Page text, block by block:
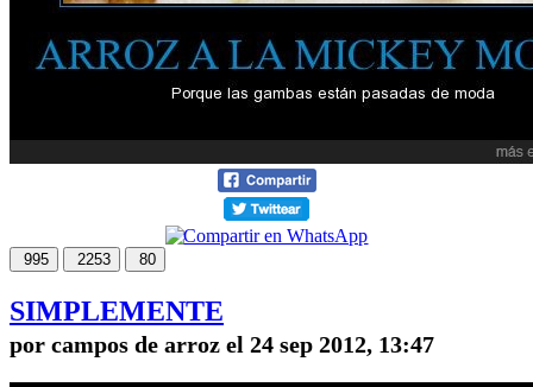
995 2253 80
SIMPLEMENTE
por campos de arroz el 24 sep 2012, 13:47